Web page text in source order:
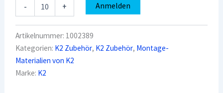
-
1002389
Set
CrossRail36
Menge
+ Anmelden
Artikelnummer: 1002389
Kategorien: K2 Zubehör, K2 Zubehör, Montage-
Materialien von K2
Marke: K2